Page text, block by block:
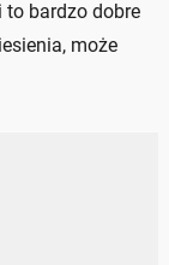
to bardzo dobre
może